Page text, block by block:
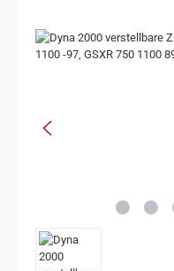
Bildergalerie überspringen